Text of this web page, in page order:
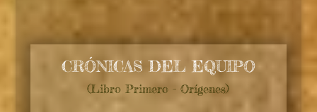
CRÓNICAS DEL EQUIPO
(Libro Primero - Orígenes)